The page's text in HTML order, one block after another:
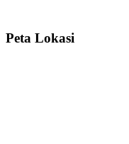
Peta Lokasi